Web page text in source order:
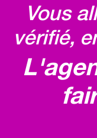
Vous
vérifié,